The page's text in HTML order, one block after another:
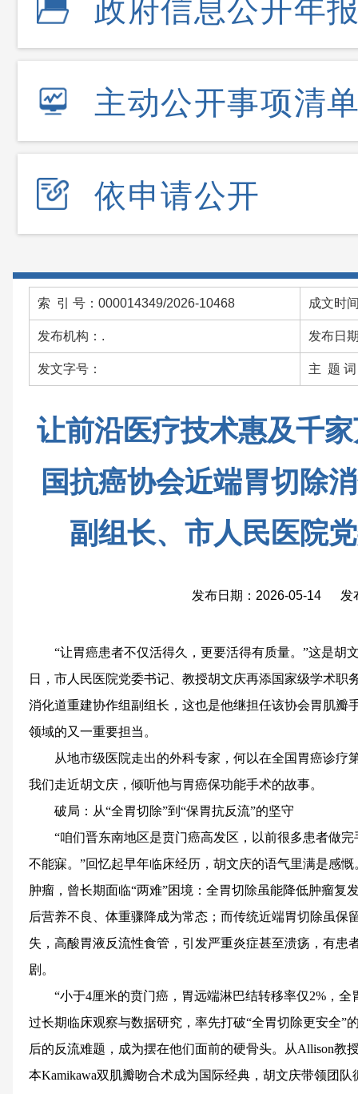
政府信息公开年
主动公开事项清
依申请公开
索 引 号：000014349/2026-10468 成文时
发布机构：. 发布日
发文字号： 主 题 词
让前沿医疗技术惠及千
国抗癌协会近端胃切除
副组长、市人民医院
发布日期：2026-05-14 发
“让胃癌患者不仅活得久，更要活得有质量。”这是胡
日，市人民医院党委书记、教授胡文庆再添国家级学术
消化道重建协作组副组长，这也是他继担任该协会胃肌瓣
领域的又一重要担当。
从地市级医院走出的外科专家，何以在全国胃癌诊疗
我们走近胡文庆，倾听他与胃癌保功能手术的故事。
破局：从“全胃切除”到“保胃抗反流”的坚守
“咱们晋东南地区是贲门癌高发区，以前很多患者做
不能寐。”回忆起早年临床经历，胡文庆的语气里满是感
肿瘤，曾长期面临“两难”困境：全胃切除虽能降低肿瘤复
后营养不良、体重骤降成为常态；而传统近端胃切除虽保
失，高酸胃液反流性食管，引发严重炎症甚至溃疡，有患
剧。
“小于4厘米的贲门癌，胃远端淋巴结转移率仅2%，
过长期临床观察与数据研究，率先打破“全胃切除更安全”
后的反流难题，成为摆在他们面前的硬骨头。从Allison教
本Kamikawa双肌瓣吻合术成为国际经典，胡文庆带领团